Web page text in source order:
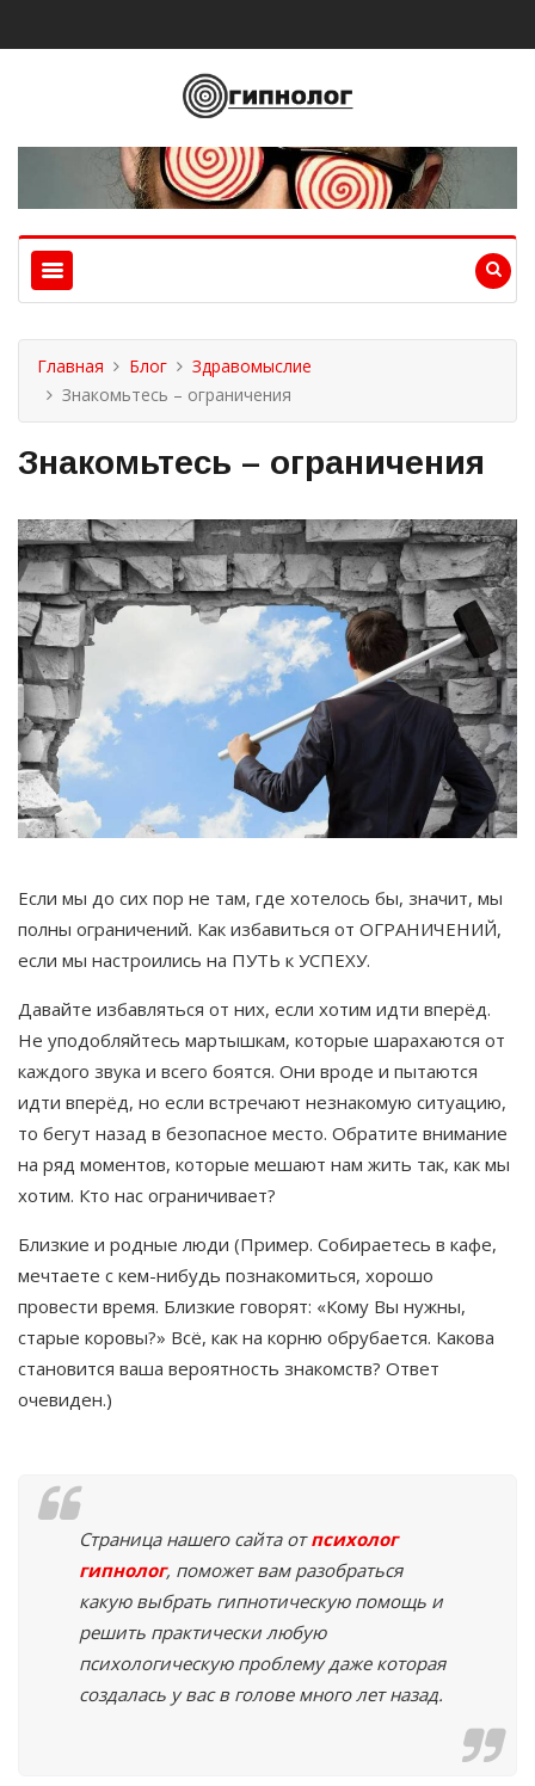
Главная Блог
Здравомыслие
Знакомьтесь – ограничения
Знакомьтесь – ограничения
Если мы до сих пор не там, где хотелось бы, значит, мы
полны ограничений. Как избавиться от ОГРАНИЧЕНИЙ,
если мы настроились на ПУТЬ к УСПЕХУ.
Давайте избавляться от них, если хотим идти вперёд.
Не уподобляйтесь мартышкам, которые шарахаются от
каждого звука и всего боятся. Они вроде и пытаются
идти вперёд, но если встречают незнакомую ситуацию,
то бегут назад в безопасное место. Обратите внимание
на ряд моментов, которые мешают нам жить так, как мы
хотим. Кто нас ограничивает?
Близкие и родные люди (Пример. Собираетесь в кафе,
мечтаете с кем-нибудь познакомиться, хорошо
провести время. Близкие говорят: «Кому Вы нужны,
старые коровы?» Всё, как на корню обрубается. Какова
становится ваша вероятность знакомств? Ответ
очевиден.)
Страница нашего сайта отпсихолог
гипнолог, поможет вам разобраться
какую выбрать гипнотическую помощь и
решить практически любую
психологическую проблему даже которая
создалась у вас в голове много лет назад.